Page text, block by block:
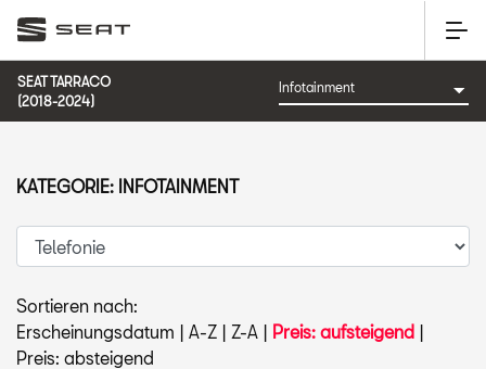
SEAT TARRACO
(2018-2024)
Sortieren nach:
Erscheinungsdatum | A-Z | Z-A | Preis: aufsteigend |
Preis: absteigend
KATEGORIE: INFOTAINMENT